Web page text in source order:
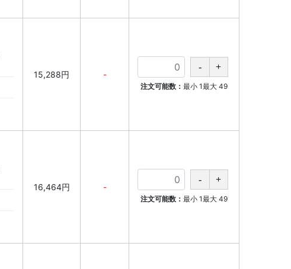
15,288円 -
注文可能数： 最小 1最大 49
16,464円 -
注文可能数： 最小 1最大 49